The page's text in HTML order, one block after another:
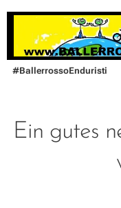
#BallerrossoEnduristi
Ein gutes